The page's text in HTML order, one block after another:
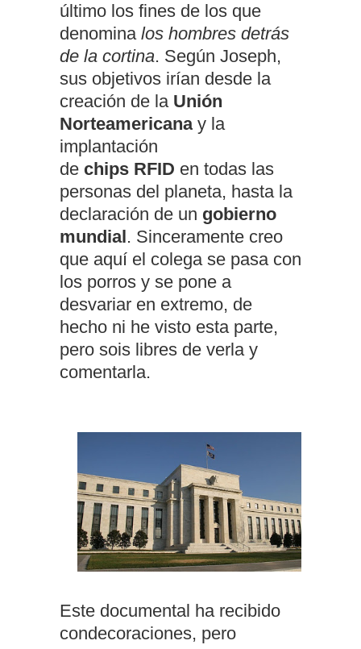
último los fines de los que
denomina los hombres detrás
de la cortina. Según Joseph,
sus objetivos irían desde la
creación de la Unión
Norteamericana y la
implantación
de chips RFID en todas las
personas del planeta, hasta la
declaración de un gobierno
mundial. Sinceramente creo
que aquí el colega se pasa con
los porros y se pone a
desvariar en extremo, de
hecho ni he visto esta parte,
pero sois libres de verla y
comentarla.
Este documental ha recibido
condecoraciones, pero